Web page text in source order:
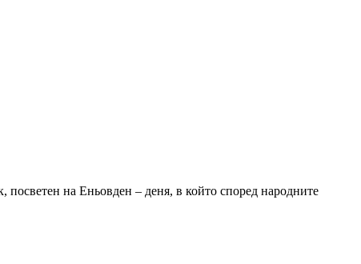
на Еньовден – деня, в който според народните